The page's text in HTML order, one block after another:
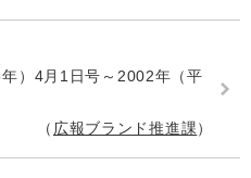
）4月1日号～2002年（平
広報ブランド推進課